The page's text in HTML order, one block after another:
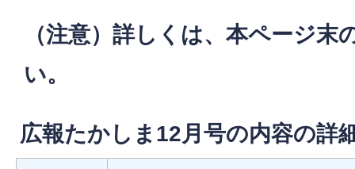
（注意）詳しくは、本ページ末
い。
広報たかしま12月号の内容の詳